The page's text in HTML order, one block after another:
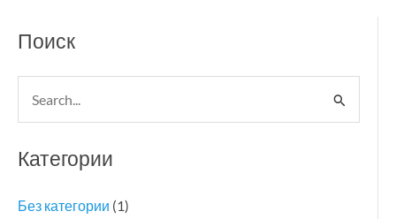
Поиск
Поиск:
Категории
Без категории (1)